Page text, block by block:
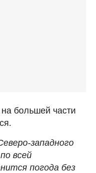
большей части
западного
всей
погода без